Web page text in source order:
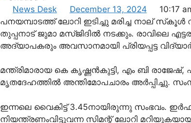
News Desk December 13, 2024
10:17
പനയമ്പാടത്ത് ലോറി ഇടിച്ചു മരിച്ച നാല് സ്‌കൂള്‍
തുപ്പനാട് ജുമാ മസ്ജിദില്‍ നടക്കും. രാവിലെ
അദ്യാപകരും അവസാനമായി പ്രിയപ്പട്ട
മന്ത്രിമാരായ കെ കൃഷ്ണന്‍കുട്ടി, എം ബി
മൃതദേഹത്തില്‍ അന്തിമോപചാരം അര്‍പ്പിച്ചു.
ഇന്നലെ വൈകിട്ട് 3.45നായിരുന്നു സംഭവം.
നിയന്ത്രണംവിട്ടുവന്ന സിമന്റ് ലോറി